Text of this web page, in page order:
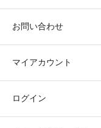
お問い合わせ
マイアカウント
ログイン